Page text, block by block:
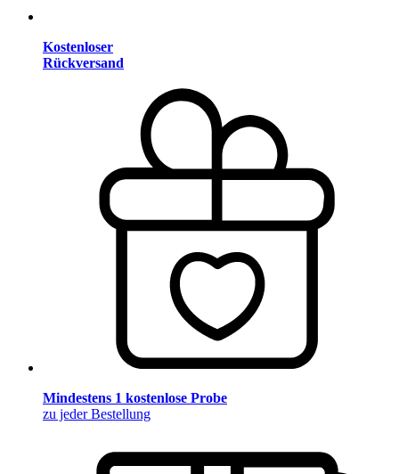
Kostenloser
Rückversand
Mindestens 1 kostenlose Probe
zu jeder Bestellung